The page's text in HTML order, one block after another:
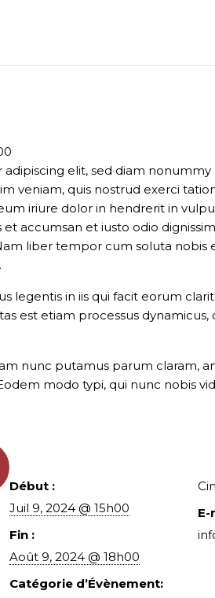
elit, sed diam
veniam, quis nostrud exerci
iriure dolor in hendrerit in
et accumsan et iusto odio
liber tempor cum soluta
legentis in iis qui facit eorum
est etiam processus
nunc putamus parum claram,
modo typi, qui nunc nobis
Début :
Juil 9, 2024 @ 15h00
Fin :
Août 9, 2024 @ 18h00
Catégorie d’Évènement:
E-